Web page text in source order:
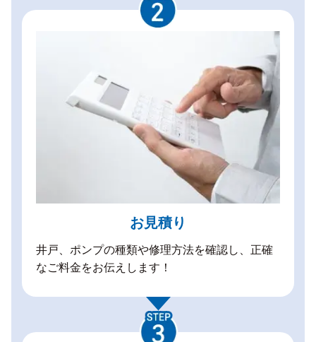
お見積り
井戸、ポンプの種類や修理方法を確認し、正確
なご料金をお伝えします！